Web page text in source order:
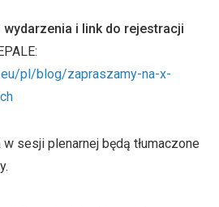
wydarzenia i link do rejestracji
pl/blog/zapraszamy-na-x-
sesji plenarnej będą tłumaczone